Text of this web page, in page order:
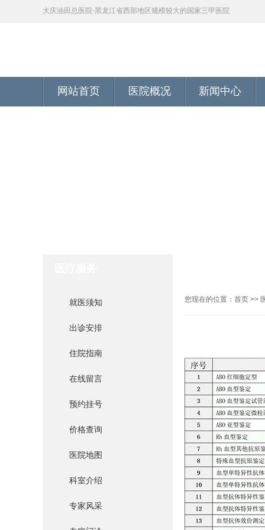
大庆油田总医院-黑龙江省西部地区规模较大的国家三甲医院
网站首页 医院概况 新闻中心
就医须知
出诊安排
住院指南
在线留言
预约挂号
价格查询
医院地图
科室介绍
专家风采
您现在的位置： 首页 >>